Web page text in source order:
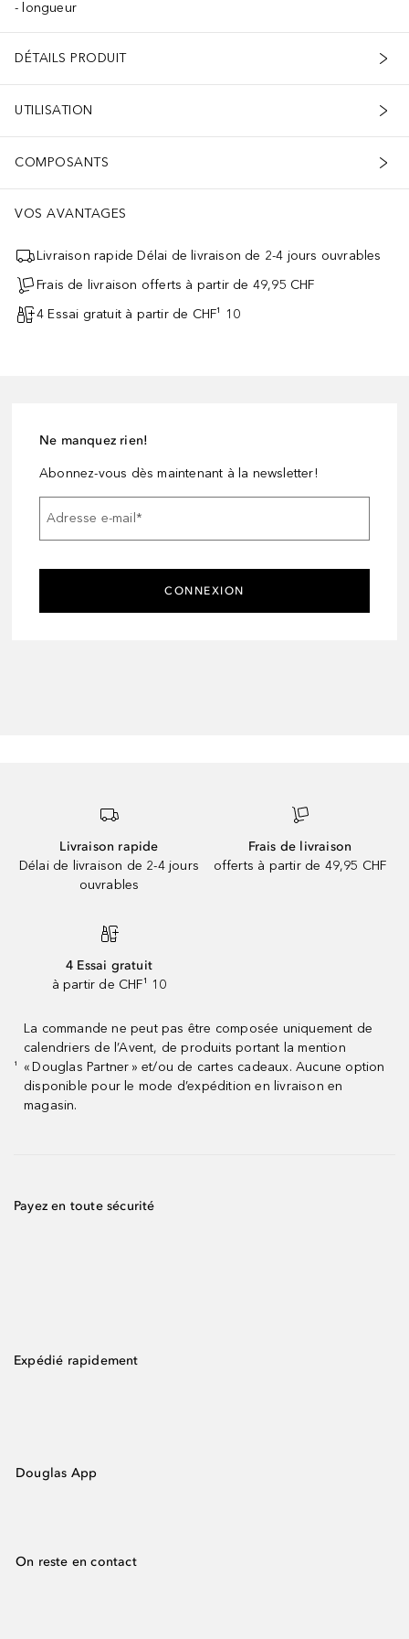
longueur
DÉTAILS PRODUIT
UTILISATION
COMPOSANTS
VOS AVANTAGES
Livraison rapide Délai de livraison de 2-4 jours ouvrables
Frais de livraison offerts à partir de 49,95 CHF
4 Essai gratuit à partir de CHF¹ 10
Ne manquez rien!
Abonnez-vous dès maintenant à la newsletter!
Adresse e-mail*
CONNEXION
Livraison rapide
Délai de livraison de 2-4 jours
ouvrables
Frais de livraison
offerts à partir de 49,95 CHF
4 Essai gratuit
à partir de CHF¹ 10
¹
La commande ne peut pas être composée uniquement de
calendriers de l’Avent, de produits portant la mention
« Douglas Partner » et/ou de cartes cadeaux. Aucune option
disponible pour le mode d’expédition en livraison en
magasin.
Payez en toute sécurité
Expédié rapidement
Douglas App
On reste en contact